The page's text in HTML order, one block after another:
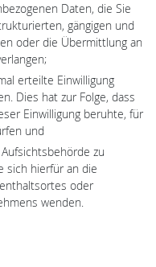
Daten, die Sie
gängigen und
oder die Übermittlung an
erteilte Einwilligung
Dies hat zur Folge, dass
Einwilligung beruhte, für
und
zu
sich hierfür an die
oder
wenden.